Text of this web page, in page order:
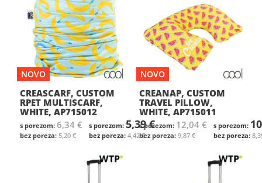
NOVO
CREASCARF, CUSTOM
RPET MULTISCARF,
WHITE, AP715012
6,34 €
5,20 €
5,39 €
4,42 €
NOVO
CREANAP, CUSTOM
TRAVEL PILLOW,
WHITE, AP715011
12,04 €
9,87 €